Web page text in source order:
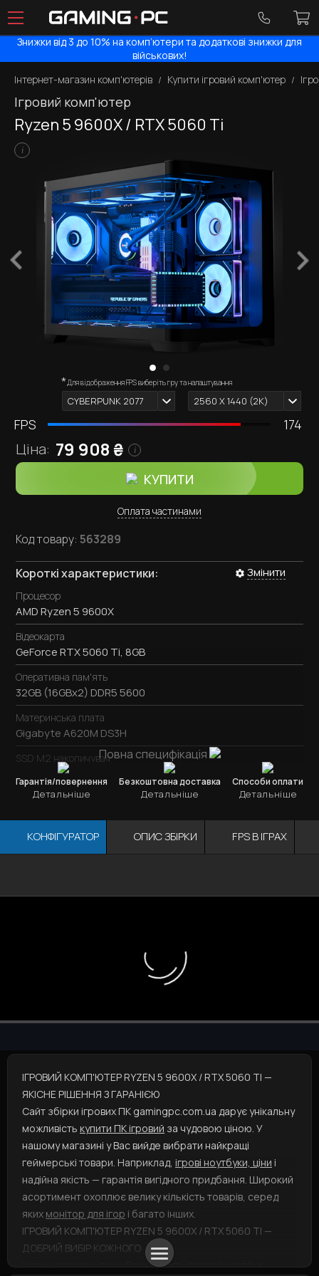
Знижки від 3 до 10% на комп’ютери та додаткові знижки для
військових!
Інтернет-магазин комп'ютерів
Купити ігровий комп'ютер
Ігровий комп'ютер
Ryzen 5 9600X / RTX 5060 Ti
i
Зовнішній вигляд комп'ютера залежить від обраних
комплектуючих.
CYBERPUNK 2077 2560 X 1440 (2К)
*Для відображення FPS виберіть гру та налаштування
FPS 174
Ціна: 79 908₴ i
КУПИТИ
Оплата частинами
Код товару: 563289
Короткі характеристики: Змінити
Процесор
AMD Ryzen 5 9600X
Відеокарта
GeForce RTX 5060 Ti, 8GB
Оперативна пам'ять
32GB (16GBx2) DDR5 5600
Материнська плата
Gigabyte A620M DS3H
SSD M2 накопичувач
SSD M.2 1TB / Kingston NV3
Охолодження процесора
Блок живлення
600W / DeepCool PF600
1stPlayer UV6-BK
Повна специфікація
Гарантія/повернення
Детальніше
Безкоштовна доставка
Детальніше
Способи оплати
Детальніше
КОНФІГУРАТОР ОПИС ЗБІРКИ FPS В ІГРАХ
ІГРОВИЙ КОМП'ЮТЕР RYZEN 5 9600X / RTX 5060 TI —
ЯКІСНЕ РІШЕННЯ З ГАРАНІЄЮ
Сайт збірки ігрових ПК gamingpc.com.ua дарує унікальну
можливість купити ПК ігровий за чудовою ціною. У
нашому магазині у Вас вийде вибрати найкращі
геймерські товари. Наприклад, ігрові ноутбуки, ціни і
надійна якість — гарантія вигідного придбання. Широкий
асортимент охоплює велику кількість товарів, серед
яких монітор для ігор і багато інших.
ІГРОВИЙ КОМП'ЮТЕР RYZEN 5 9600X / RTX 5060 TI —
ДОБРИЙ ВИБІР КОЖНОГО
У тому випадку, якщо Вас цікавитьігровий ноутбук,